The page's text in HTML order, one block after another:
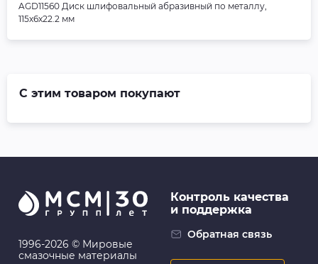
AGD11560 Диск шлифовальный абразивный по металлу,
115х6х22.2 мм
С этим товаром покупают
1996-2026 © Мировые
смазочные материалы
Контроль качества
и поддержка
Обратная связь